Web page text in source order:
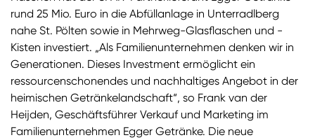
rund 25 Mio. Euro in die Abfüllanlage in Unterradlberg
nahe St. Pölten sowie in Mehrweg-Glasflaschen und -
Kisten investiert. „Als Familienunternehmen denken wir in
Generationen. Dieses Investment ermöglicht ein
ressourcenschonendes und nachhaltiges Angebot in der
heimischen Getränkelandschaft“, so Frank van der
Heijden, Geschäftsführer Verkauf und Marketing im
Familienunternehmen Egger Getränke. Die neue